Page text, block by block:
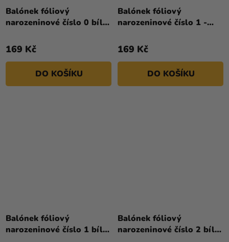
Balónek fóliový
narozeninové číslo 0 bílý
169 Kč
DO KOŠÍKU
Balónek fóliový
narozeninové číslo 1 -
169 Kč
DO KOŠÍKU
Balónek fóliový
narozeninové číslo 1 bílý
Balónek fóliový
narozeninové číslo 2 bílý